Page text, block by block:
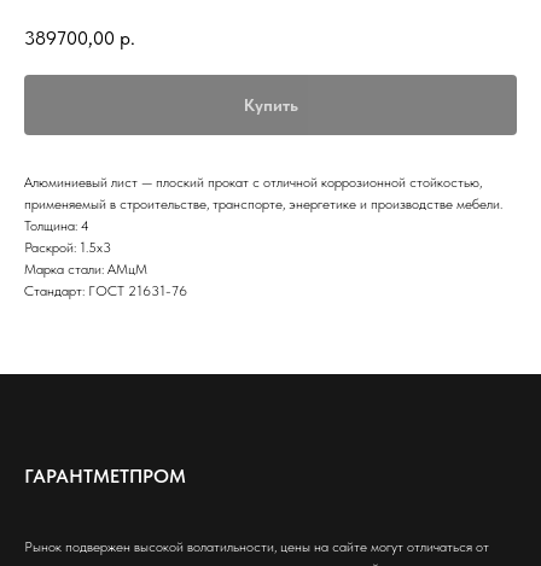
389700,00 р.
Купить
Алюминиевый лист — плоский прокат с отличной коррозионной стойкостью,
применяемый в строительстве, транспорте, энергетике и производстве мебели.
Толщина: 4
Раскрой: 1.5х3
Марка стали: АМцМ
Стандарт: ГОСТ 21631-76
ГАРАНТМЕТПРОМ
Рынок подвержен высокой волатильности, цены на сайте могут отличаться от